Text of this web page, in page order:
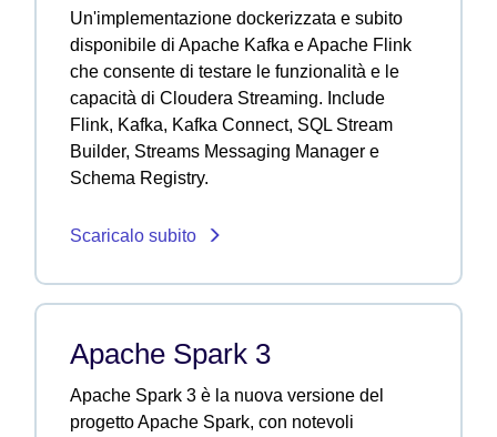
Un'implementazione dockerizzata e subito
disponibile di Apache Kafka e Apache Flink
che consente di testare le funzionalità e le
capacità di Cloudera Streaming. Include
Flink, Kafka, Kafka Connect, SQL Stream
Builder, Streams Messaging Manager e
Schema Registry.
Scaricalo subito
Apache Spark 3
Apache Spark 3 è la nuova versione del
progetto Apache Spark, con notevoli